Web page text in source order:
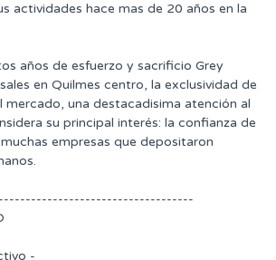
actividades hace mas de 20 años en la
años de esfuerzo y sacrificio Grey
en Quilmes centro, la exclusividad de
mercado, una destacadisima atención al
su principal interés: la confianza de
empresas que depositaron
-